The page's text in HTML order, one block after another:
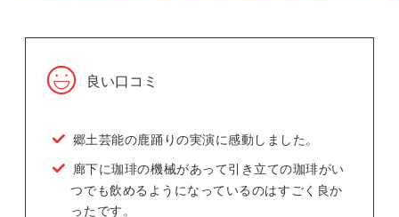
良い口コミ
郷土芸能の鹿踊りの実演に感動しました。
廊下に珈琲の機械があって引き立ての珈琲がい
つでも飲めるようになっているのはすごく良か
ったです。